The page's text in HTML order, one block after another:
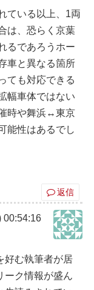
ている以上、1両
は、恐らく京葉
るであろうホー
車と異なる箇所
ても対応できる
幅車体ではない
時や舞浜↔︎東京
能性はあるでし
返信
00:54:16
好む執筆者が居
ーク情報が盛ん